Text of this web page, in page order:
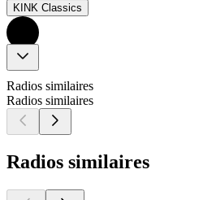
KINK Classics
Radios similaires
Radios similaires
Radios similaires